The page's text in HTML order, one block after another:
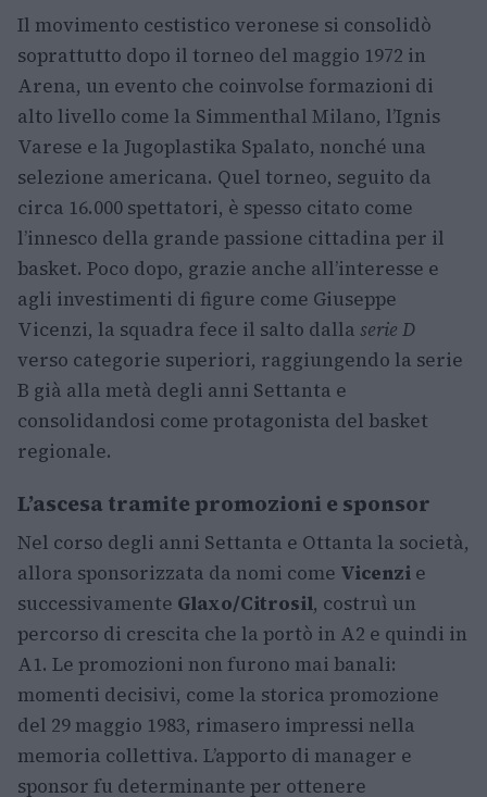
Il movimento cestistico veronese si consolidò
soprattutto dopo il torneo del maggio 1972 in
Arena, un evento che coinvolse formazioni di
alto livello come la Simmenthal Milano, l’Ignis
Varese e la Jugoplastika Spalato, nonché una
selezione americana. Quel torneo, seguito da
circa 16.000 spettatori, è spesso citato come
l’innesco della grande passione cittadina per il
basket. Poco dopo, grazie anche all’interesse e
agli investimenti di figure come Giuseppe
Vicenzi, la squadra fece il salto dalla serie D
verso categorie superiori, raggiungendo la serie
B già alla metà degli anni Settanta e
consolidandosi come protagonista del basket
regionale.
L’ascesa tramite promozioni e sponsor
Nel corso degli anni Settanta e Ottanta la società,
allora sponsorizzata da nomi come Vicenzi e
successivamente Glaxo/Citrosil, costruì un
percorso di crescita che la portò in A2 e quindi in
A1. Le promozioni non furono mai banali:
momenti decisivi, come la storica promozione
del 29 maggio 1983, rimasero impressi nella
memoria collettiva. L’apporto di manager e
sponsor fu determinante per ottenere